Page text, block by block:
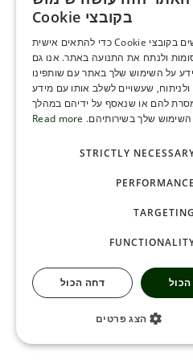
בקובצי Cookie
אנו משתמשים בקובצי Cookie כדי להתאים אישית
ולנתח את התנועה באתר. אנו גם
על השימוש שלך באתר עם שותפינו
שעשויים לשלב אותו עם מידע
להם או שנאסף על ידיהם במהלך
השימוש שלך בשירותיהם. Read more
STRICTLY
PERFORMANCE
TARGETING
דחה הכול
הצג פרטים